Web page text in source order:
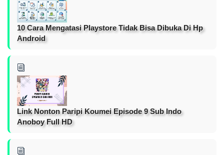
10 Cara Mengatasi Playstore Tidak Bisa Dibuka Di Hp
Android
Link Nonton Paripi Koumei Episode 9 Sub Indo
Anoboy Full HD